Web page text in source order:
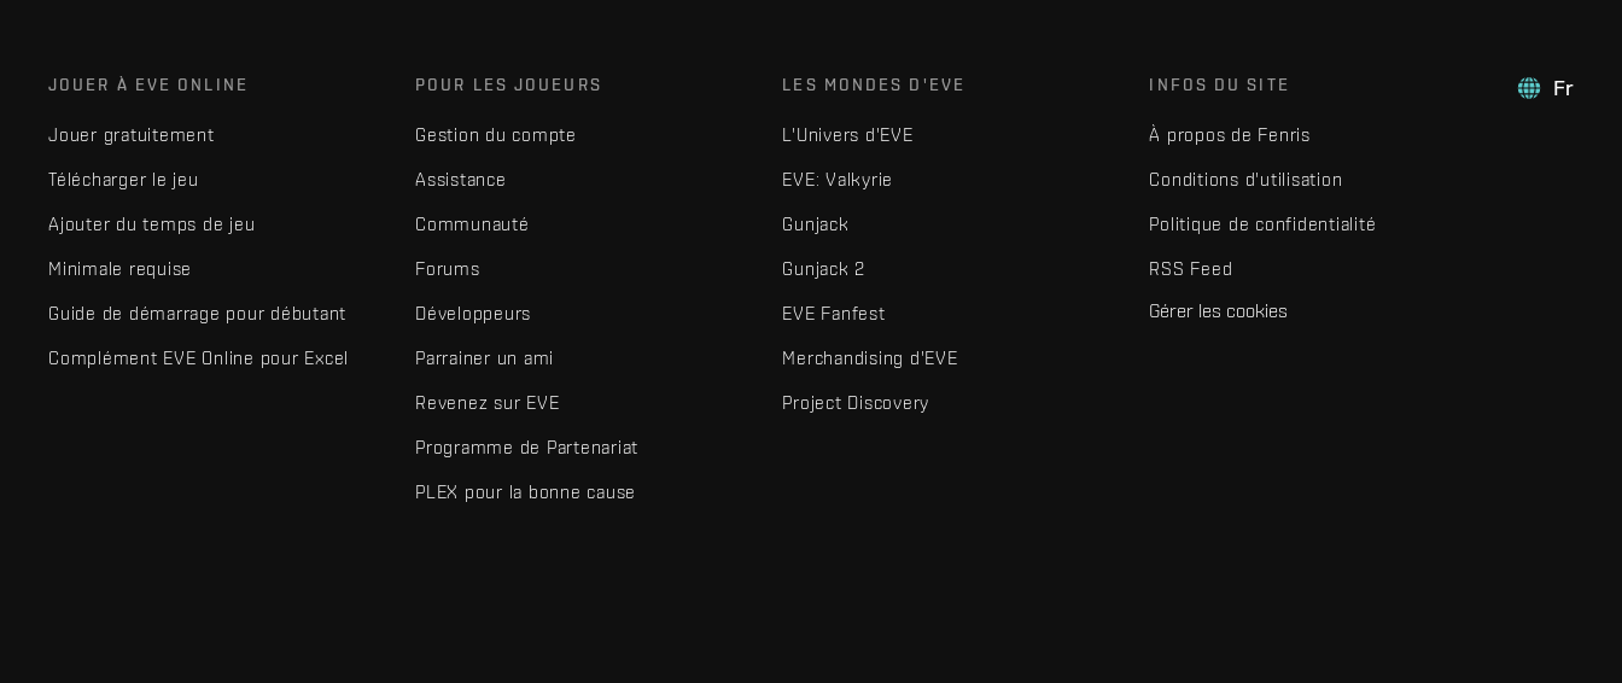
Fr
JOUER À EVE ONLINE
Jouer gratuitement
Télécharger le jeu
Ajouter du temps de jeu
Minimale requise
Guide de démarrage pour débutant
Complément EVE Online pour Excel
POUR LES JOUEURS
Gestion du compte
Assistance
Communauté
Forums
Développeurs
Parrainer un ami
Revenez sur EVE
Programme de Partenariat
PLEX pour la bonne cause
LES MONDES D'EVE
L'Univers d'EVE
EVE: Valkyrie
Gunjack
Gunjack 2
EVE Fanfest
Merchandising d'EVE
Project Discovery
INFOS DU SITE
À propos de Fenris
Conditions d'utilisation
Politique de confidentialité
RSS Feed
Gérer les cookies